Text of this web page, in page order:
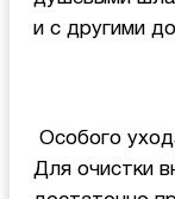
и с другими
Особого
Для очистки